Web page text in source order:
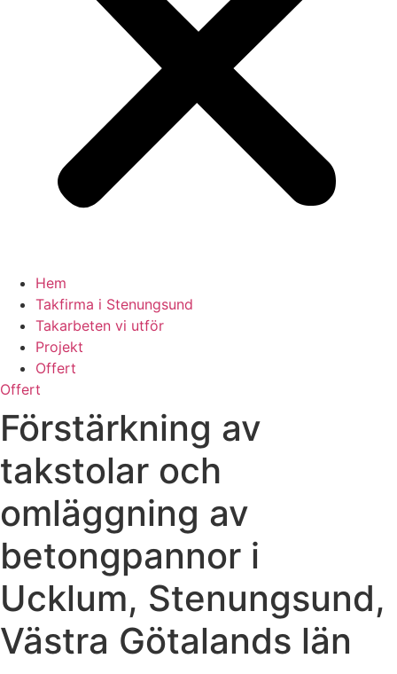
Hem
Takfirma i Stenungsund
Takarbeten vi utför
Projekt
Offert
Offert
Förstärkning av
takstolar och
omläggning av
betongpannor i
Ucklum, Stenungsund,
Västra Götalands län